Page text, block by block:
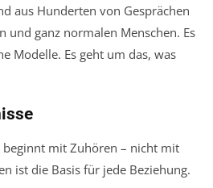
aus Hunderten von Gesprächen
und ganz normalen Menschen. Es
Modelle. Es geht um das, was
mit Zuhören – nicht mit
ist die Basis für jede Beziehung.